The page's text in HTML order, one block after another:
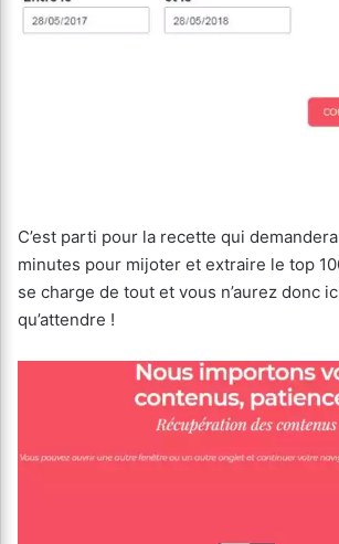
C’est parti pour la recette qui
minutes pour mijoter et extraire le top
se charge de tout et vous n’aurez donc
qu’attendre !